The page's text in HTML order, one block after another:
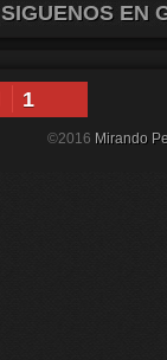
SIGUENOS EN
1
©2016 Mirando